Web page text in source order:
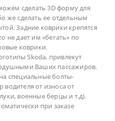
сделать 3D форму для
же сделать ее отдельным
Задние коврики крепятся
не дает им «бегать» по
коврики.
Skoda, привлекут
Ваших пассажиров.
специальные болты-
от износа от
военные берцы и т.д).
при заказе